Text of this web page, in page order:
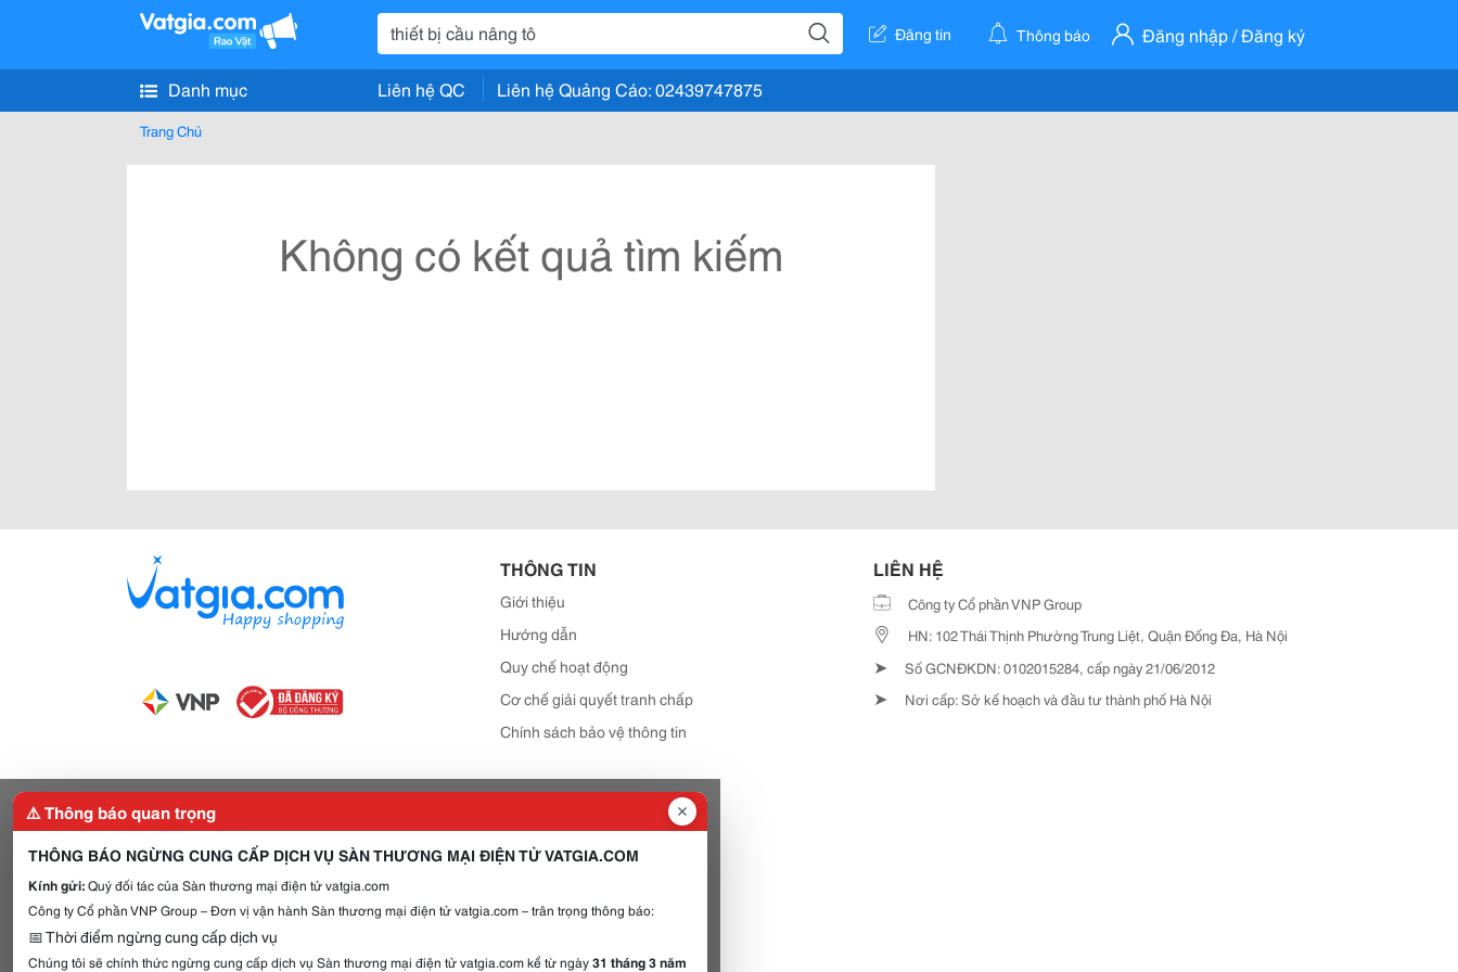
Đăng tin Thông báo Đăng nhập / Đăng ký
Danh mục Liên hệ QC Liên hệ Quảng Cáo: 02439747875
Trang Chủ
Không có kết quả tìm kiếm
THÔNG TIN
Giới thiệu
Hướng dẫn
Quy chế hoạt động
Cơ chế giải quyết tranh chấp
Chính sách bảo vệ thông tin
LIÊN HỆ
Công ty Cổ phần VNP Group
HN: 102 Thái Thịnh Phường Trung Liệt, Quận Đống Đa, Hà Nội
➤ Số GCNĐKDN: 0102015284, cấp ngày 21/06/2012
➤ Nơi cấp: Sở kế hoạch và đầu tư thành phố Hà Nội
⚠️ Thông báo quan trọng
THÔNG BÁO NGỪNG CUNG CẤP DỊCH VỤ SÀN THƯƠNG MẠI ĐIỆN TỬ VATGIA.COM
Kính gửi:Quý đối tác của Sàn thương mại điện tử vatgia.com
Công ty Cổ phần VNP Group – Đơn vị vận hành Sàn thương mại điện tử vatgia.com – trân trọng thông báo:
📅 Thời điểm ngừng cung cấp dịch vụ
Chúng tôi sẽ chính thức ngừng cung cấp dịch vụ Sàn thương mại điện tử vatgia.com kể từ ngày31 tháng 3 năm